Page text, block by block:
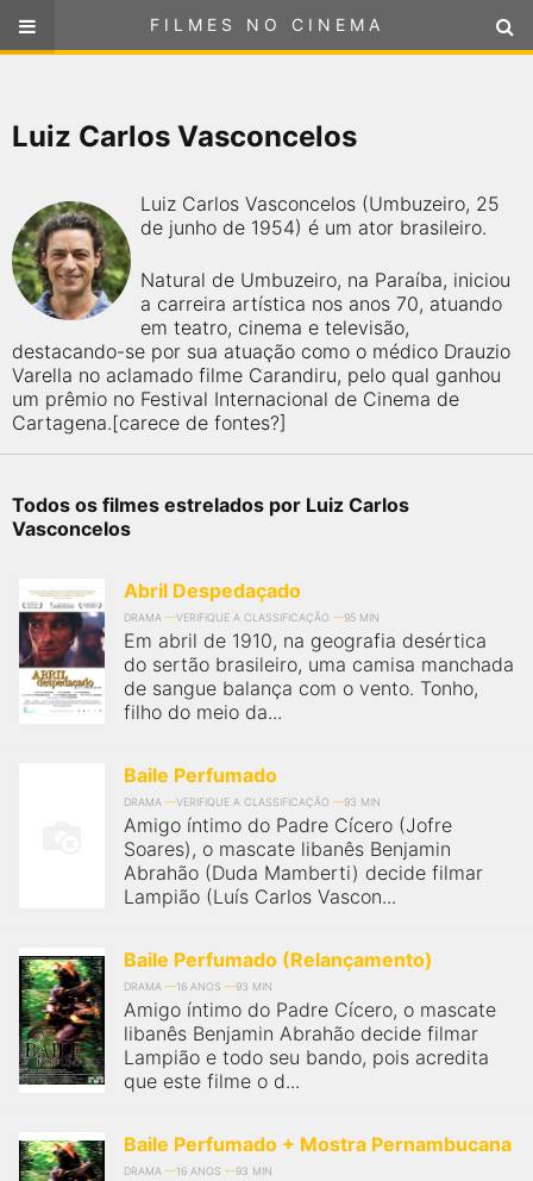
FILMES NO CINEMA
selecione sua localização
Luiz Carlos Vasconcelos
Luiz Carlos Vasconcelos (Umbuzeiro, 25
de junho de 1954) é um ator brasileiro.
Natural de Umbuzeiro, na Paraíba, iniciou
a carreira artística nos anos 70, atuando
em teatro, cinema e televisão,
destacando-se por sua atuação como o médico Drauzio
Varella no aclamado filme Carandiru, pelo qual ganhou
um prêmio no Festival Internacional de Cinema de
Cartagena.[carece de fontes?]
Todos os filmes estrelados por Luiz Carlos
Vasconcelos
Abril Despedaçado
DRAMA VERIFIQUE A CLASSIFICAÇÃO 95 MIN
Em abril de 1910, na geografia desértica
do sertão brasileiro, uma camisa manchada
de sangue balança com o vento. Tonho,
filho do meio da...
Baile Perfumado
DRAMA VERIFIQUE A CLASSIFICAÇÃO 93 MIN
Amigo íntimo do Padre Cícero (Jofre
Soares), o mascate libanês Benjamin
Abrahão (Duda Mamberti) decide filmar
Lampião (Luís Carlos Vascon...
Baile Perfumado (Relançamento)
DRAMA 16 ANOS 93 MIN
Amigo íntimo do Padre Cícero, o mascate
libanês Benjamin Abrahão decide filmar
Lampião e todo seu bando, pois acredita
que este filme o d...
Baile Perfumado + Mostra Pernambucana
DRAMA 16 ANOS 93 MIN
FILMES NO CINEMA
PRÓXIMOS LANÇAMENTOS
GÊNEROS
NOTÍCIAS
PÁGINA INICIAL
sessões de cinema no Brasil. Através dele, você pode
encontrar os filmes no cinema mais próximos a você ou a
qualquer cidade em território brasileiro. Você pode também